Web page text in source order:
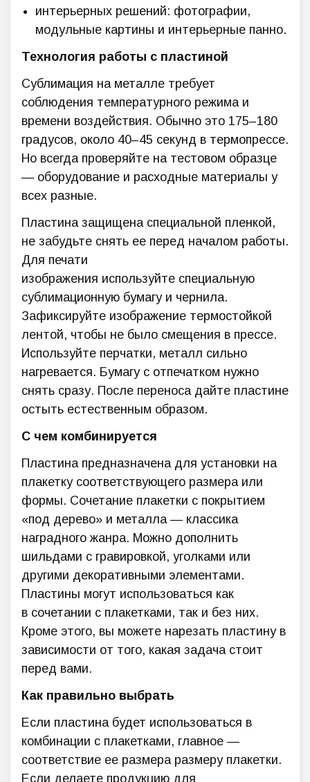
интерьерных решений: фотографии,
модульные картины и интерьерные панно.
Технология работы с пластиной
Сублимация на металле требует
соблюдения температурного режима и
времени воздействия. Обычно это 175–180
градусов, около 40–45 секунд в термопрессе.
Но всегда проверяйте на тестовом образце
— оборудование и расходные материалы у
всех разные.
Пластина защищена специальной пленкой,
не забудьте снять ее перед началом работы.
Для печати
изображения используйте специальную
сублимационную бумагу и чернила.
Зафиксируйте изображение термостойкой
лентой, чтобы не было смещения в прессе.
Используйте перчатки, металл сильно
нагревается. Бумагу с отпечатком нужно
снять сразу. После переноса дайте пластине
остыть естественным образом.
С чем комбинируется
Пластина предназначена для установки на
плакетку соответствующего размера или
формы. Сочетание плакетки с покрытием
«под дерево» и металла — классика
наградного жанра. Можно дополнить
шильдами с гравировкой, уголками или
другими декоративными элементами.
Пластины могут использоваться как
в сочетании с плакетками, так и без них.
Кроме этого, вы можете нарезать пластину в
зависимости от того, какая задача стоит
перед вами.
Как правильно выбрать
Если пластина будет использоваться в
комбинации с плакетками, главное —
соответствие ее размера размеру плакетки.
Если делаете продукцию для